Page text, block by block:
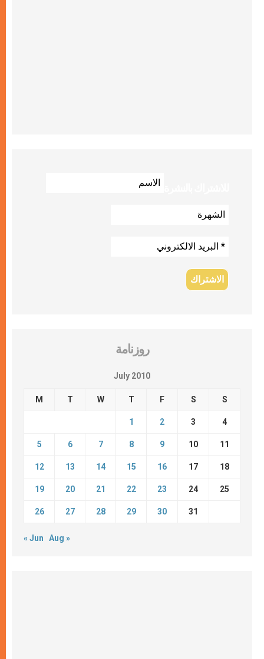
روزنامة
July 2010
M T W T F S S
1 2 3 4
5 6 7 8 9 10 11
12 13 14 15 16 17 18
19 20 21 22 23 24 25
26 27 28 29 30 31
« Jun Aug »